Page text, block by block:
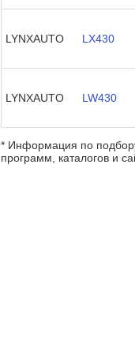
LYNXAUTO LX430
LYNXAUTO LW430
* Информация по
программ, каталогов и